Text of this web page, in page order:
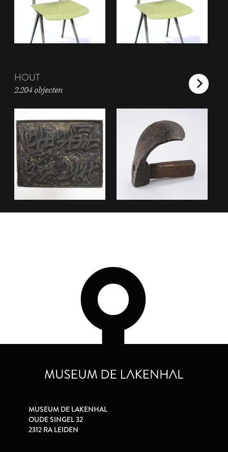
HOUT
2.204 objecten
MUSEUM DE LAKENHAL
OUDE SINGEL 32
2312 RA LEIDEN